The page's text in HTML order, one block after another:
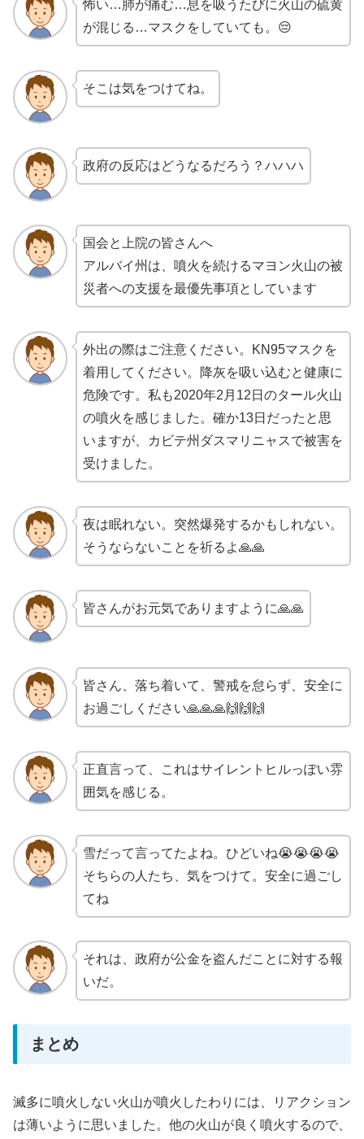
怖い…肺が痛む…息を吸うたびに火山の硫黄
が混じる…マスクをしていても。😔
そこは気をつけてね。
政府の反応はどうなるだろう？ハハハ
国会と上院の皆さんへ
アルバイ州は、噴火を続けるマヨン火山の被
災者への支援を最優先事項としています
外出の際はご注意ください。KN95マスクを
着用してください。降灰を吸い込むと健康に
危険です。私も2020年2月12日のタール火山
の噴火を感じました。確か13日だったと思
いますが、カビテ州ダスマリニャスで被害を
受けました。
夜は眠れない。突然爆発するかもしれない。
そうならないことを祈るよ🙏🙏
皆さんがお元気でありますように🙏🙏
皆さん、落ち着いて、警戒を怠らず、安全に
お過ごしください🙏🙏🙏🙌🙌🙌
正直言って、これはサイレントヒルっぽい雰
囲気を感じる。
雪だって言ってたよね。ひどいね😭😭😭😭
そちらの人たち、気をつけて。安全に過ごし
てね
それは、政府が公金を盗んだことに対する報
いだ。
まとめ
滅多に噴火しない火山が噴火したわりには、リアクション
は薄いように思いました。他の火山が良く噴火するので、